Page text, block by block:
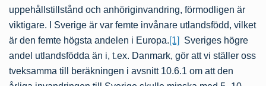
uppehållstillstånd och anhöriginvandring, förmodligen är
viktigare. I Sverige är var femte invånare utlandsfödd, vilket
är den femte högsta andelen i Europa.[1]
Sveriges högre
andel utlandsfödda än i, t.ex. Danmark, gör att vi ställer oss
tveksamma till beräkningen i avsnitt 10.6.1 om att den